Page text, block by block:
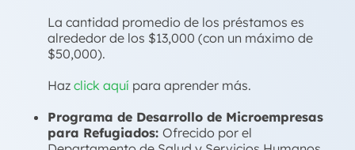
La cantidad promedio de los préstamos es
alrededor de los $13,000 (con un máximo de
$50,000).
Haz click aquí para aprender más.
Programa de Desarrollo de Microempresas
para Refugiados: Ofrecido por el